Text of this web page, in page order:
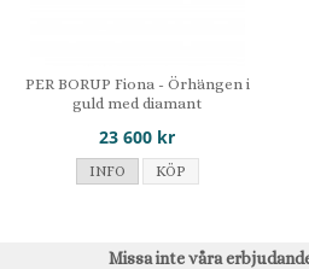
PER BORUP Fiona - Örhängen i
guld med diamant
23 600 kr
INFO KÖP
Missa inte våra